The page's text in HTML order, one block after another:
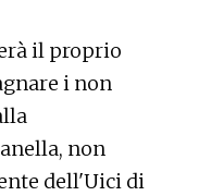
il proprio
i non
non
dell'Uici di